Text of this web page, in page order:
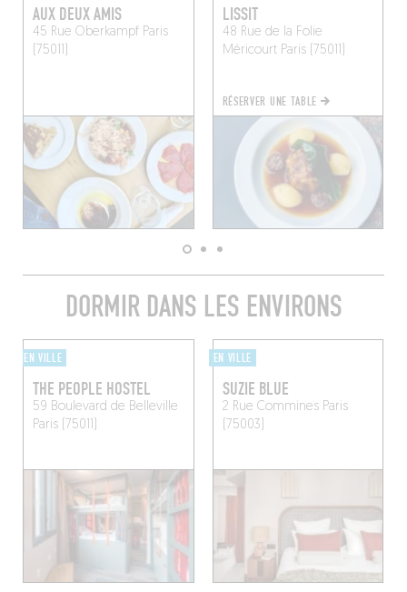
AUX DEUX AMIS
45 Rue OberkampfParis
(75011)
LISSIT
48 Rue de la Folie
MéricourtParis (75011)
RÉSERVER UNE TABLE
DORMIR DANS LES ENVIRONS
EN VILLE
THE PEOPLE HOSTEL
59 Boulevard de Belleville
Paris (75011)
EN VILLE
SUZIE BLUE
2 Rue ComminesParis
(75003)